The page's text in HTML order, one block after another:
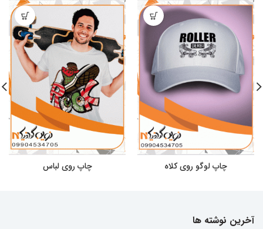
چاپ لوگو روی کلاه چاپ روی لباس
آخرین نوشته ها